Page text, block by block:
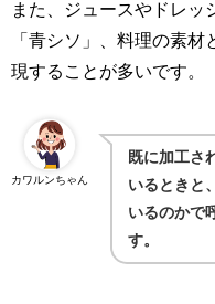
また、ジュースやドレッ
「青シソ」、料理の素
現することが多いです。
カワルンちゃん
既に加工さ
いるときと
いるのかで
す。